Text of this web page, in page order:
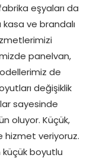
eşyaları da
kasa ve brandalı
panelvan,
de
değişiklik
sayesinde
oluyor. Küçük,
hizmet veriyoruz.
boyutlu